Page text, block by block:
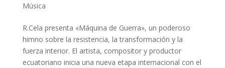
Música
R.Cela presenta «Máquina de Guerra», un poderoso
himno sobre la resistencia, la transformación y la
fuerza interior. El artista, compositor y productor
ecuatoriano inicia una nueva etapa internacional con el